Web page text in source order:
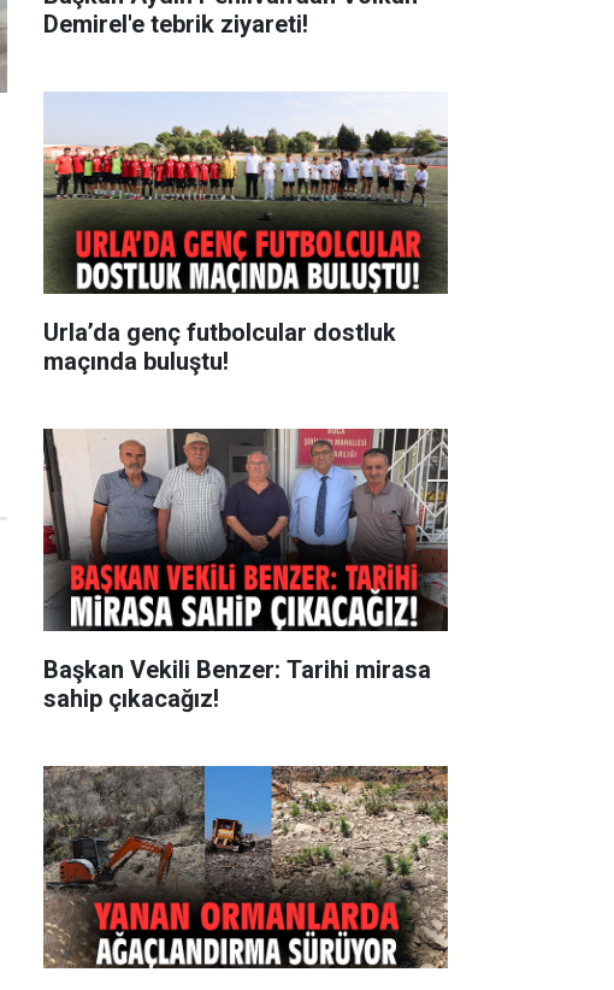
Demirel'e tebrik ziyareti!
Urla’da genç futbolcular dostluk
maçında buluştu!
Başkan Vekili Benzer: Tarihi mirasa
sahip çıkacağız!